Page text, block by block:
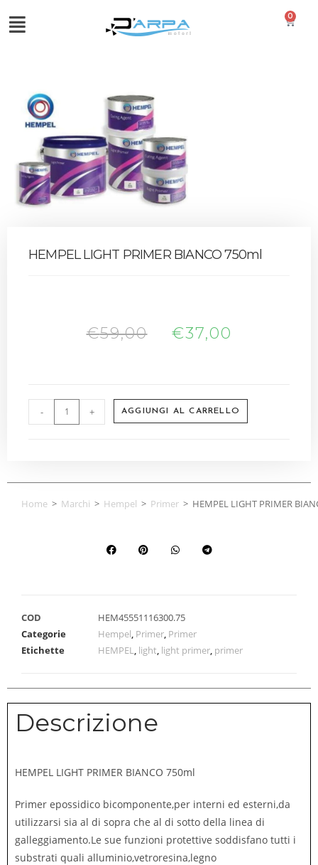
0
HEMPEL LIGHT PRIMER BIANCO 750ml
€59,00 €37,00
- + AGGIUNGI AL CARRELLO
Home > Marchi > Hempel > Primer > HEMPEL LIGHT PRIMER
COD
HEM45551116300.75
Categorie
Hempel, Primer, Primer
Etichette
HEMPEL, light, light primer, primer
Descrizione
HEMPEL LIGHT PRIMER BIANCO 750ml
Primer epossidico bicomponente,per interni ed esterni,da
utilizzarsi sia al di sopra che al di sotto della linea di
galleggiamento.Le sue funzioni protettive soddisfano tutti i
substrati quali alluminio,vetroresina,legno